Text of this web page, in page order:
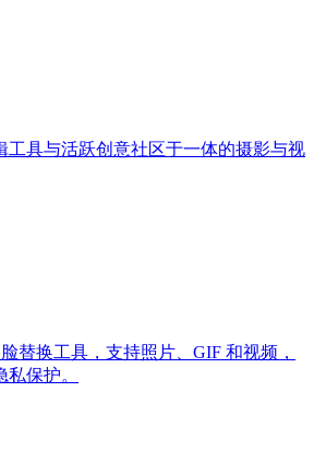
工具与活跃创意社区于一体的摄影与视
替换工具，支持照片、GIF 和视频，
保护。